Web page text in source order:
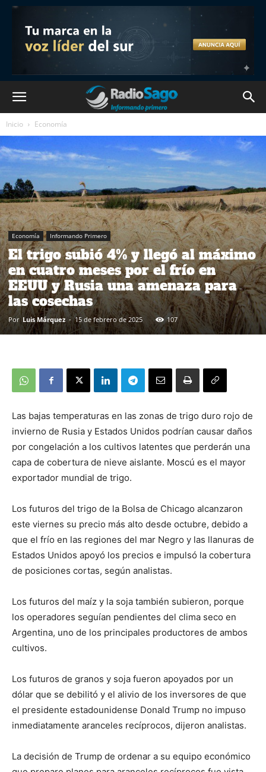
Inicio Economía
Economía Informando Primero
El trigo subió 4% y llegó al máximo
en cuatro meses por el frío en
EEUU y Rusia una amenaza para
las cosechas
Por Luis Márquez - 15 de febrero de 2025 107
Las bajas temperaturas en las zonas de trigo duro rojo de
invierno de Rusia y Estados Unidos podrían causar daños
por congelación a los cultivos latentes que perderán una
capa de cobertura de nieve aislante. Moscú es el mayor
exportador mundial de trigo.
Los futuros del trigo de la Bolsa de Chicago alcanzaron
este viernes su precio más alto desde octubre, debido a
que el frío en las regiones del mar Negro y las llanuras de
Estados Unidos apoyó los precios e impulsó la cobertura
de posiciones cortas, según analistas.
Los futuros del maíz y la soja también subieron, porque
los operadores seguían pendientes del clima seco en
Argentina, uno de los principales productores de ambos
cultivos.
Los futuros de granos y soja fueron apoyados por un
dólar que se debilitó y el alivio de los inversores de que
el presidente estadounidense Donald Trump no impuso
inmediatamente aranceles recíprocos, dijeron analistas.
La decisión de Trump de ordenar a su equipo económico